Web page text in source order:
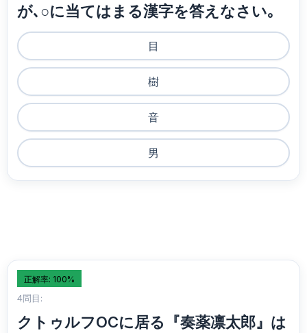
が､○に当てはまる漢字を答えなさい｡
目
樹
音
男
正解率: 100%
4問目:
クトゥルフOCに居る『奏薬凛太郎』は